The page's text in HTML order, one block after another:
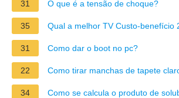
31 O que é a tensão de choque?
35 Qual a melhor TV Custo-benefício
31 Como dar o boot no pc?
22 Como tirar manchas de tapete
34 Como se calcula o produto de